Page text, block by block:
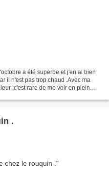
a été superbe et j'en ai bien
il n'est pas trop chaud .Avec ma
;c'est rare de me voir en plein
.